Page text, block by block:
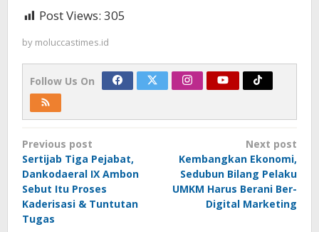
Post Views: 305
by moluccastimes.id
Follow Us On
Post
navigation
Previous post
Sertijab Tiga Pejabat,
Dankodaeral IX Ambon
Sebut Itu Proses
Kaderisasi & Tuntutan
Tugas
Next post
Kembangkan Ekonomi,
Sedubun Bilang Pelaku
UMKM Harus Berani Ber-
Digital Marketing